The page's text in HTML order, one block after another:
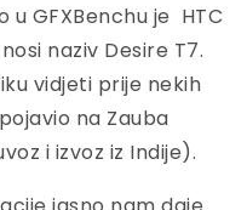
u GFXBenchu je HTC
naziv Desire T7.
vidjeti prije nekih
na Zauba
i izvoz iz Indije).